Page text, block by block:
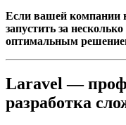
Если вашей компании
запустить за
оптимальным
Laravel —
разработка